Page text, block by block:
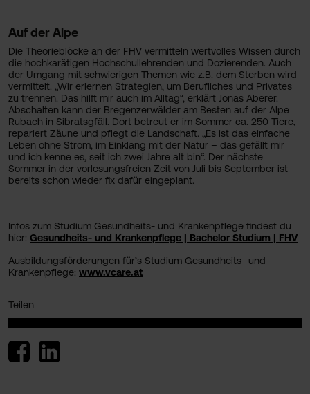
Auf der Alpe
Die Theorieblöcke an der FHV vermitteln wertvolles Wissen durch
die hochkarätigen Hochschullehrenden und Dozierenden. Auch
der Umgang mit schwierigen Themen wie z.B. dem Sterben wird
vermittelt. „Wir erlernen Strategien, um Berufliches und Privates
zu trennen. Das hilft mir auch im Alltag“, erklärt Jonas Aberer.
Abschalten kann der Bregenzerwälder am Besten auf der Alpe
Rubach in Sibratsgfäll. Dort betreut er im Sommer ca. 250 Tiere,
repariert Zäune und pflegt die Landschaft. „Es ist das einfache
Leben ohne Strom, im Einklang mit der Natur – das gefällt mir
und ich kenne es, seit ich zwei Jahre alt bin“. Der nächste
Sommer in der vorlesungsfreien Zeit von Juli bis September ist
bereits schon wieder fix dafür eingeplant.
Infos zum Studium Gesundheits- und Krankenpflege findest du
hier: Gesundheits- und Krankenpflege | Bachelor Studium | FHV
Ausbildungsförderungen für’s Studium Gesundheits- und
Krankenpflege: www.vcare.at
Teilen